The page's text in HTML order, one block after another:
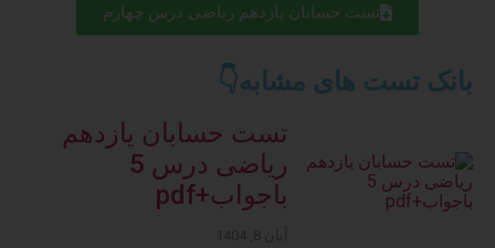
تست حسابان یازدهم ریاضی درس چهارم
بانک تست های مشابه👇
تست حسابان یازدهم
ریاضی درس 5
باجواب+pdf